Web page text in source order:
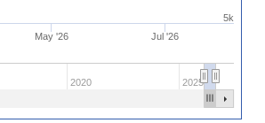
May '26 Jul '26
2020 2025
5k